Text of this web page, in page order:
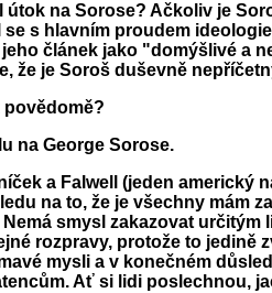
útok na Sorose? Ačkoliv je
se s hlavním proudem
článek jako "domýšlivé a
že je Soroš duševně
povědomě?
na George Sorose.
a Falwell (jeden americký
na to, že je všechny mám
smysl zakazovat určitým
rozpravy, protože to jedině
mysli a v konečném
Ať si lidi poslechnou,